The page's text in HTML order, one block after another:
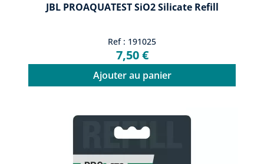
JBL PROAQUATEST SiO2 Silicate Refill
Ref : 191025
7,50 €
Ajouter au panier